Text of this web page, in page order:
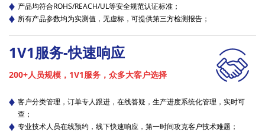
产品均符合ROHS/REACH/UL等安全规范认证标准；
所有产品参数均为实测值，无虚标，可提供第三方检测报告；
1V1服务-快速响应
200+人员规模，1V1服务，众多大客户选择
客户分类管理，订单专人跟进，在线答疑，生产进度系统化管理，实时可
查；
专业技术人员在线预约，线下快速响应，第一时间攻克客户技术难题；